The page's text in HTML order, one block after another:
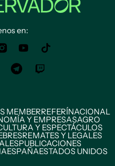
en:
MEMBERREFERÍNACIONAL
Y EMPRESASAGRO
Y ESPECTÁCULOS
REMATES Y LEGALES
PUBLICACIONES
ESPAÑAESTADOS UNIDOS